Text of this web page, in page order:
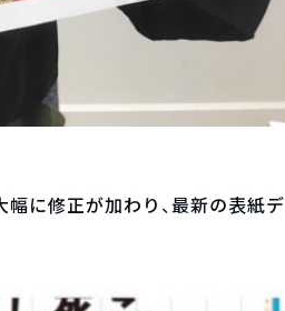
に修正が加わり、最新の表紙デ